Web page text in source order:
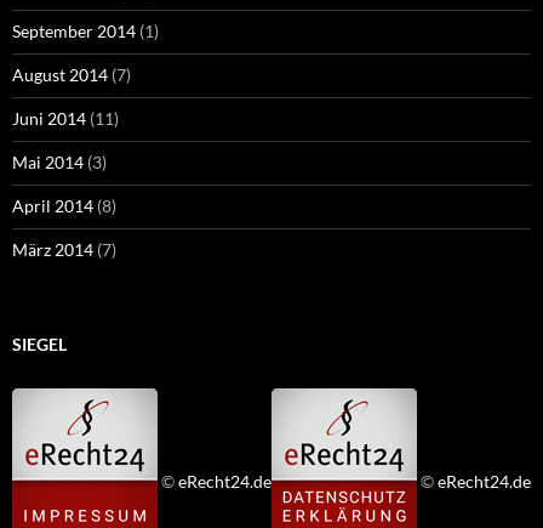
September 2014 (1)
August 2014 (7)
Juni 2014 (11)
Mai 2014 (3)
April 2014 (8)
März 2014 (7)
SIEGEL
©eRecht24.de ©eRecht24.de